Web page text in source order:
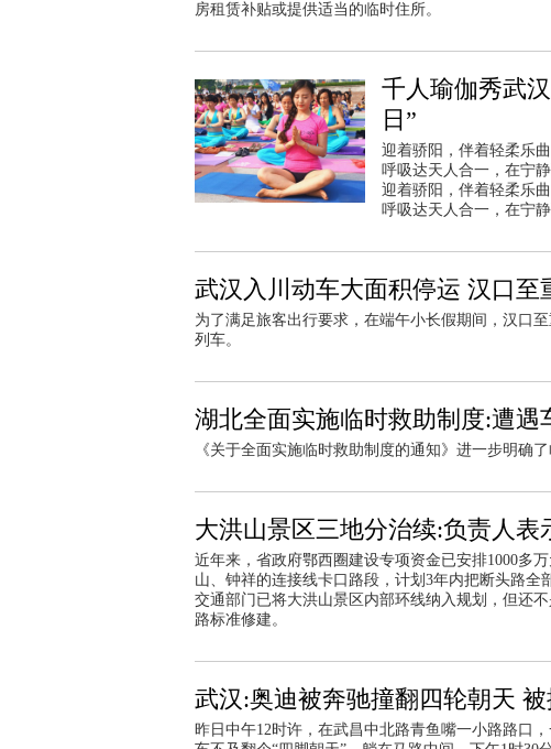
房租赁补贴或提供适当的临时住所。
千人瑜伽秀武
日”
迎着骄阳，伴着轻柔乐
呼吸达天人合一，在宁
迎着骄阳，伴着轻柔乐
呼吸达天人合一，在宁
武汉入川动车大面积停运 汉口至
为了满足旅客出行要求，在端午小长假期间，汉口
列车。
湖北全面实施临时救助制度:遭遇
《关于全面实施临时救助制度的通知》进一步明确
大洪山景区三地分治续:负责人表
近年来，省政府鄂西圈建设专项资金已安排1000多
山、钟祥的连接线卡口路段，计划3年内把断头路
交通部门已将大洪山景区内部环线纳入规划，但还
路标准修建。
武汉:奥迪被奔驰撞翻四轮朝天
昨日中午12时许，在武昌中北路青鱼嘴一小路路口